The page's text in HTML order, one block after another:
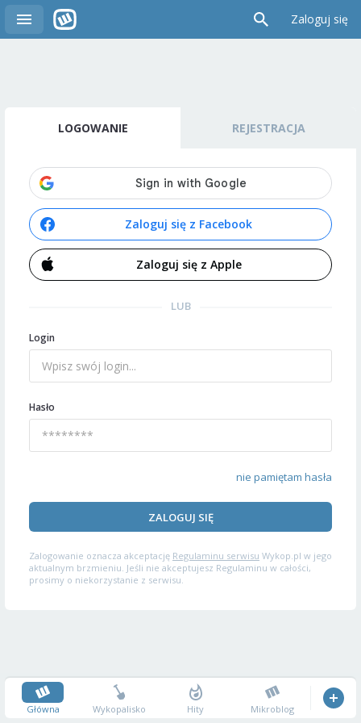
Zaloguj się
LOGOWANIE REJESTRACJA
Zaloguj się z Facebook
Zaloguj się z Apple
LUB
Login
Hasło
nie pamiętam hasła
ZALOGUJ SIĘ
Zalogowanie oznacza akceptację Regulaminu serwisu Wykop.pl w jego
aktualnym brzmieniu. Jeśli nie akceptujesz Regulaminu w całości,
prosimy o niekorzystanie z serwisu.
Główna Wykopalisko Hity Mikroblog